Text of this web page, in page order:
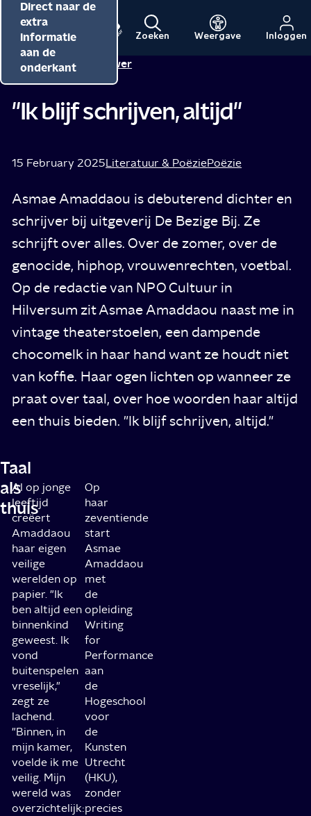
Direct naar de
inhoud
Direct naar de
hoofdnavigatie
Direct naar de
extra
informatie
aan de
onderkant
Menu
Naar
de
NPO
beginpagina
NPO
Zoeken Weergave Inloggen
Tip vanRachel Pouwer
"Ik blijf schrijven, altijd"
15 February 2025Literatuur & PoëziePoëzie
Asmae Amaddaou is debuterend dichter en
schrijver bij uitgeverij De Bezige Bij. Ze
schrijft over alles. Over de zomer, over de
genocide, hiphop, vrouwenrechten, voetbal.
Op de redactie van NPO Cultuur in
Hilversum zit Asmae Amaddaou naast me in
vintage theaterstoelen, een dampende
chocomelk in haar hand want ze houdt niet
van koffie. Haar ogen lichten op wanneer ze
praat over taal, over hoe woorden haar altijd
een thuis bieden. "Ik blijf schrijven, altijd."
Taal
als
thuis
Al op jonge
leeftijd
creëert
Amaddaou
haar eigen
veilige
werelden op
papier. "Ik
ben altijd een
binnenkind
geweest. Ik
vond
buitenspelen
vreselijk,"
zegt ze
lachend.
"Binnen, in
mijn kamer,
voelde ik me
veilig. Mijn
wereld was
overzichtelijk:
Op
haar
zeventiende
start
Asmae
Amaddaou
met
de
opleiding
Writing
for
Performance
aan
de
Hogeschool
voor
de
Kunsten
Utrecht
(HKU),
zonder
precies